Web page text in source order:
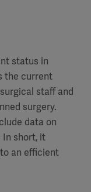
status in
the current
staff and
surgery.
data on
In short, it
an efficient